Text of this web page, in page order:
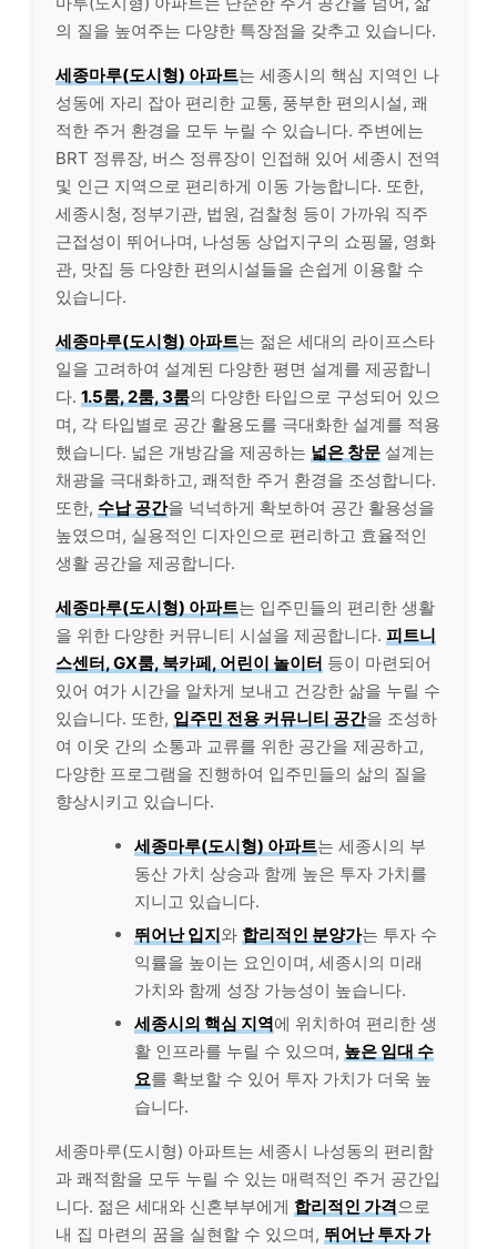
의 질을 높여주는 다양한 특장점을 갖추고 있습니다.
세종마루(도시형) 아파트는 세종시의 핵심 지역인 나
성동에 자리 잡아 편리한 교통, 풍부한 편의시설, 쾌
적한 주거 환경을 모두 누릴 수 있습니다. 주변에는
BRT 정류장, 버스 정류장이 인접해 있어 세종시 전역
및 인근 지역으로 편리하게 이동 가능합니다. 또한,
세종시청, 정부기관, 법원, 검찰청 등이 가까워 직주
근접성이 뛰어나며, 나성동 상업지구의 쇼핑몰, 영화
관, 맛집 등 다양한 편의시설들을 손쉽게 이용할 수
있습니다.
세종마루(도시형) 아파트는 젊은 세대의 라이프스타
일을 고려하여 설계된 다양한 평면 설계를 제공합니
다. 1.5룸, 2룸, 3룸의 다양한 타입으로 구성되어 있으
며, 각 타입별로 공간 활용도를 극대화한 설계를 적용
했습니다. 넓은 개방감을 제공하는 넓은 창문 설계는
채광을 극대화하고, 쾌적한 주거 환경을 조성합니다.
또한, 수납 공간을 넉넉하게 확보하여 공간 활용성을
높였으며, 실용적인 디자인으로 편리하고 효율적인
생활 공간을 제공합니다.
세종마루(도시형) 아파트는 입주민들의 편리한 생활
을 위한 다양한 커뮤니티 시설을 제공합니다. 피트니
스센터, GX룸, 북카페, 어린이 놀이터 등이 마련되어
있어 여가 시간을 알차게 보내고 건강한 삶을 누릴 수
있습니다. 또한, 입주민 전용 커뮤니티 공간을 조성하
여 이웃 간의 소통과 교류를 위한 공간을 제공하고,
다양한 프로그램을 진행하여 입주민들의 삶의 질을
향상시키고 있습니다.
세종마루(도시형) 아파트는 세종시의 부
동산 가치 상승과 함께 높은 투자 가치를
지니고 있습니다.
뛰어난 입지와 합리적인 분양가는 투자 수
익률을 높이는 요인이며, 세종시의 미래
가치와 함께 성장 가능성이 높습니다.
세종시의 핵심 지역에 위치하여 편리한 생
활 인프라를 누릴 수 있으며, 높은 임대 수
요를 확보할 수 있어 투자 가치가 더욱 높
습니다.
세종마루(도시형) 아파트는 세종시 나성동의 편리함
과 쾌적함을 모두 누릴 수 있는 매력적인 주거 공간입
니다. 젊은 세대와 신혼부부에게 합리적인 가격으로
내 집 마련의 꿈을 실현할 수 있으며, 뛰어난 투자 가